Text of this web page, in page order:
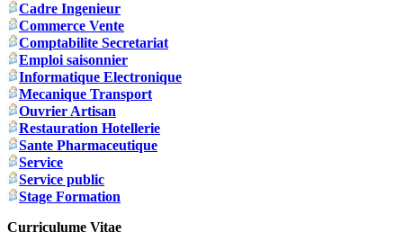
Cadre Ingenieur
Commerce Vente
Comptabilite Secretariat
Emploi saisonnier
Informatique Electronique
Mecanique Transport
Ouvrier Artisan
Restauration Hotellerie
Sante Pharmaceutique
Service
Service public
Stage Formation
Curriculume Vitae